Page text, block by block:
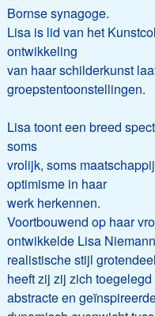
Bornse synagoge.
Lisa is lid van het
ontwikkeling
van haar schilderkunst
groepstentoonstellingen.
Lisa toont een breed
soms
vrolijk, soms
optimisme in haar
werk herkennen.
Voortbouwend op haar
ontwikkelde Lisa
realistische stijl
heeft zij zij zich toegelegd
abstracte en